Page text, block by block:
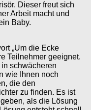
Dieser freut sich
Arbeit macht und
Baby.
„Um die Ecke
Teilnehmer geeignet.
schwächeren
wie Ihnen noch
die den
zu finden. Es ist
als die Lösung